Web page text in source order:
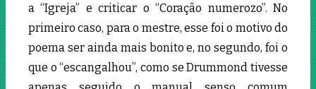
a “Igreja” e criticar o “Coração numerozo”. No
primeiro caso, para o mestre, esse foi o motivo do
poema ser ainda mais bonito e, no segundo, foi o
que o “escangalhou”, como se Drummond tivesse